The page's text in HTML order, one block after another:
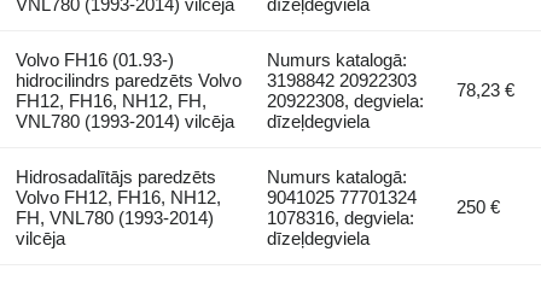
VNL780 (1993-2014) vilcēja
dīzeļdegviela
Volvo FH16 (01.93-)
hidrocilindrs paredzēts Volvo
FH12, FH16, NH12, FH,
VNL780 (1993-2014) vilcēja
Numurs katalogā:
3198842 20922303
20922308, degviela:
dīzeļdegviela
78,23 €
Hidrosadalītājs paredzēts
Volvo FH12, FH16, NH12,
FH, VNL780 (1993-2014)
vilcēja
Numurs katalogā:
9041025 77701324
1078316, degviela:
dīzeļdegviela
250 €